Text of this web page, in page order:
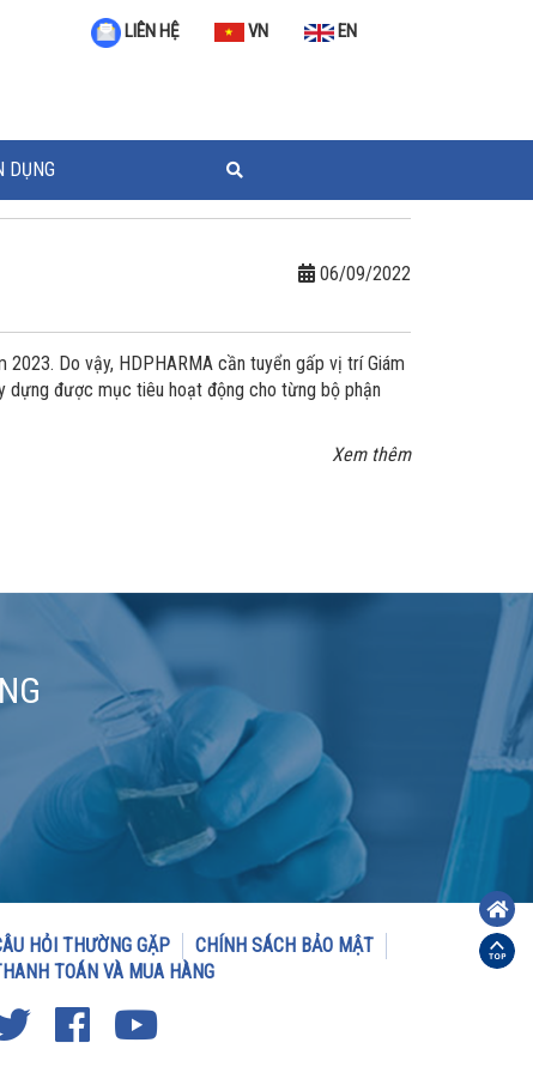
LIÊN HỆ VN EN
DỤNG
06/09/2022
Do vậy, HDPHARMA cần tuyển gấp vị trí Giám
dựng được mục tiêu hoạt động cho từng bộ phận
Xem thêm
HỎI THƯỜNG GẶP
CHÍNH SÁCH BẢO MẬT
TOÁN VÀ MUA HÀNG